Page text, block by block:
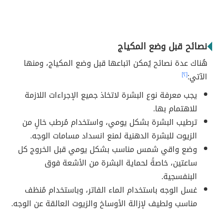
نصائح قبل وضع المكياج
هُناك عدة نصائح يُمكن اتباعها قبل وضع المكياج، ومنها
الآتي:[٢]
يجب معرفة نوع البشرة لاتخاذ جميع الإجراءات اللازمة
للاهتمام بها.
ترطيب البشرة بشكل يومي، واستخدام مُرطب خالٍ من
الزيوت للبشرة الدهنية لمنع انسداد مسامات الوجه.
وضع واقي شمس مناسب بشكل يومي قبل الخروج كل
ساعتين، خاصةً لحماية البشرة من الأشعة فوق
البنفسجية.
غسل الوجه باستخدام الماء الفاتر، وباستخدام مُنظف
مناسب ولطيف لإزالة الأوساخ والزيوت العالقة عن الوجه.